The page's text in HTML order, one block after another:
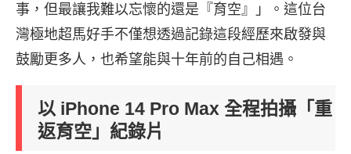
事，但最讓我難以忘懷的還是『育空』」。這位台
灣極地超馬好手不僅想透過記錄這段經歷來啟發與
鼓勵更多人，也希望能與十年前的自己相遇。
以 iPhone 14 Pro Max 全程拍攝「重
返育空」紀錄片